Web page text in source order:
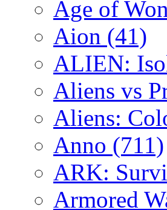
Age of
Aion (41)
ALIEN:
Aliens vs
Aliens:
Anno (711)
ARK:
Armored